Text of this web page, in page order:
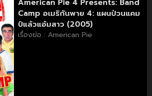
American Pie 4 Presents: Band
Camp อเมริกันพาย 4: แผนป่วนแคม
ป์แล้วแอ้มสาว (2005)
เรื่องย่อ : American Pie